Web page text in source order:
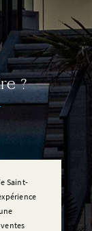
?
Saint-